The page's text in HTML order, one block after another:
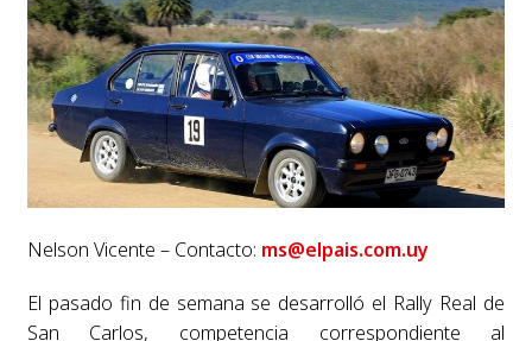
Nelson Vicente – Contacto: ms@elpais.com.uy
El pasado fin de semana se desarrolló el Rally Real de
San Carlos, competencia correspondiente al